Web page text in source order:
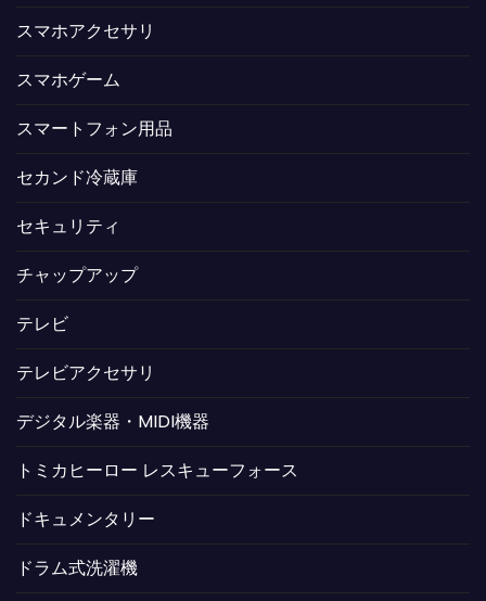
スマホアクセサリ
スマホゲーム
スマートフォン用品
セカンド冷蔵庫
セキュリティ
チャップアップ
テレビ
テレビアクセサリ
デジタル楽器・MIDI機器
トミカヒーロー レスキューフォース
ドキュメンタリー
ドラム式洗濯機